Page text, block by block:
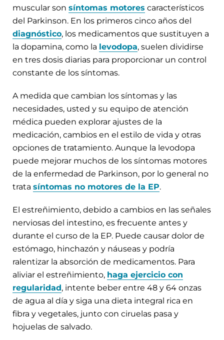
muscular son síntomas motores característicos
del Parkinson. En los primeros cinco años del
diagnóstico, los medicamentos que sustituyen a
la dopamina, como la levodopa, suelen dividirse
en tres dosis diarias para proporcionar un control
constante de los síntomas.
A medida que cambian los síntomas y las
necesidades, usted y su equipo de atención
médica pueden explorar ajustes de la
medicación, cambios en el estilo de vida y otras
opciones de tratamiento. Aunque la levodopa
puede mejorar muchos de los síntomas motores
de la enfermedad de Parkinson, por lo general no
trata síntomas no motores de la EP.
El estreñimiento, debido a cambios en las señales
nerviosas del intestino, es frecuente antes y
durante el curso de la EP. Puede causar dolor de
estómago, hinchazón y náuseas y podría
ralentizar la absorción de medicamentos. Para
aliviar el estreñimiento, haga ejercicio con
regularidad, intente beber entre 48 y 64 onzas
de agua al día y siga una dieta integral rica en
fibra y vegetales, junto con ciruelas pasa y
hojuelas de salvado.